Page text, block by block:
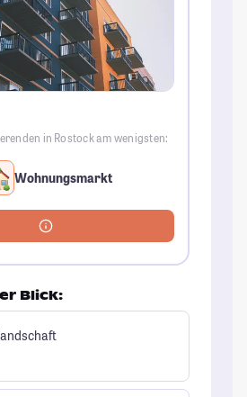
in Rostock am wenigsten:
Wohnungsmarkt
Blick: